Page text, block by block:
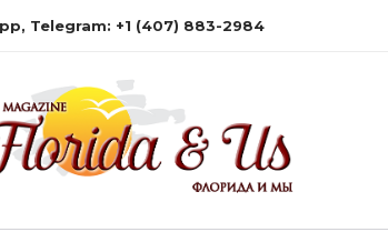
Telegram: +1 (407) 883-2984